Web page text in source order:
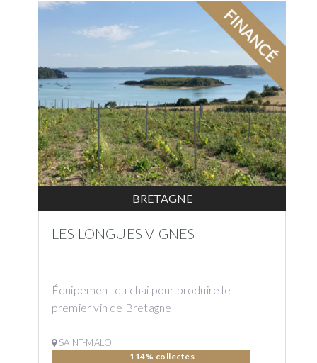
BRETAGNE
LES LONGUES VIGNES
Équipement du chai pour produire le
premier vin de Bretagne
SAINT-MALO
114% collectés